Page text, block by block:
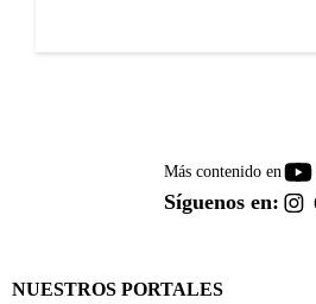
Más contenido en
Síguenos en:
NUESTROS PORTALES